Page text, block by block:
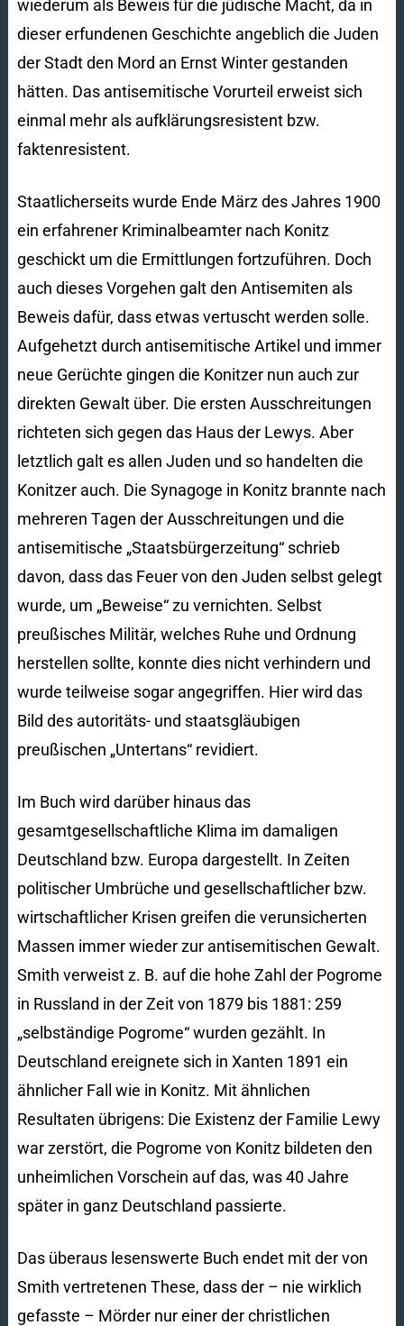
wiederum als Beweis für die jüdische Macht, da in
dieser erfundenen Geschichte angeblich die Juden
der Stadt den Mord an Ernst Winter gestanden
hätten. Das antisemitische Vorurteil erweist sich
einmal mehr als aufklärungsresistent bzw.
faktenresistent.
Staatlicherseits wurde Ende März des Jahres 1900
ein erfahrener Kriminalbeamter nach Konitz
geschickt um die Ermittlungen fortzuführen. Doch
auch dieses Vorgehen galt den Antisemiten als
Beweis dafür, dass etwas vertuscht werden solle.
Aufgehetzt durch antisemitische Artikel und immer
neue Gerüchte gingen die Konitzer nun auch zur
direkten Gewalt über. Die ersten Ausschreitungen
richteten sich gegen das Haus der Lewys. Aber
letztlich galt es allen Juden und so handelten die
Konitzer auch. Die Synagoge in Konitz brannte nach
mehreren Tagen der Ausschreitungen und die
antisemitische „Staatsbürgerzeitung“ schrieb
davon, dass das Feuer von den Juden selbst gelegt
wurde, um „Beweise“ zu vernichten. Selbst
preußisches Militär, welches Ruhe und Ordnung
herstellen sollte, konnte dies nicht verhindern und
wurde teilweise sogar angegriffen. Hier wird das
Bild des autoritäts- und staatsgläubigen
preußischen „Untertans“ revidiert.
Im Buch wird darüber hinaus das
gesamtgesellschaftliche Klima im damaligen
Deutschland bzw. Europa dargestellt. In Zeiten
politischer Umbrüche und gesellschaftlicher bzw.
wirtschaftlicher Krisen greifen die verunsicherten
Massen immer wieder zur antisemitischen Gewalt.
Smith verweist z. B. auf die hohe Zahl der Pogrome
in Russland in der Zeit von 1879 bis 1881: 259
„selbständige Pogrome“ wurden gezählt. In
Deutschland ereignete sich in Xanten 1891 ein
ähnlicher Fall wie in Konitz. Mit ähnlichen
Resultaten übrigens: Die Existenz der Familie Lewy
war zerstört, die Pogrome von Konitz bildeten den
unheimlichen Vorschein auf das, was 40 Jahre
später in ganz Deutschland passierte.
Das überaus lesenswerte Buch endet mit der von
Smith vertretenen These, dass der – nie wirklich
gefasste – Mörder nur einer der christlichen